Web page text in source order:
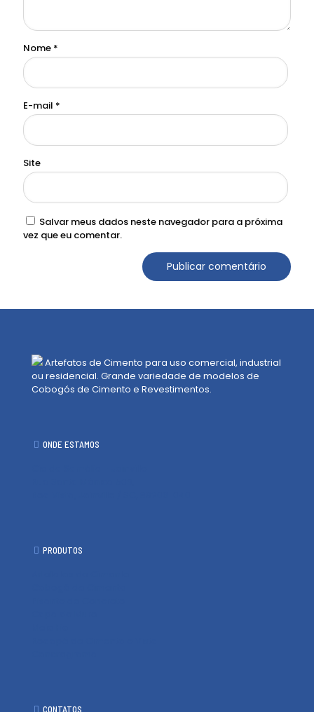
Nome *
E-mail *
Site
Salvar meus dados neste navegador para a próxima
vez que eu comentar.
Artefatos de Cimento para uso comercial, industrial
ou residencial. Grande variedade de modelos de
Cobogós de Cimento e Revestimentos.
ONDE ESTAMOS
PRODUTOS
CONTATOS